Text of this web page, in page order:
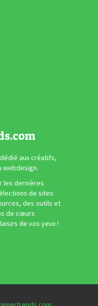
aux créatifs,
webdesign.
les dernières
de sites
des outils et
de cœurs
de vos yeux !